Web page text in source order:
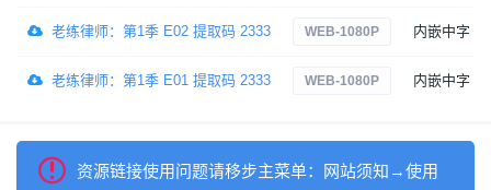
老练律师：第1季 E02 提取码 2333 WEB-1080P 内嵌中字
老练律师：第1季 E01 提取码 2333 WEB-1080P 内嵌中字
资源链接使用问题请移步主菜单：网站须知→使用